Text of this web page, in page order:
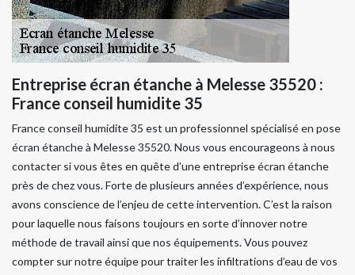
Entreprise écran étanche à Melesse 35520 :
France conseil humidite 35
France conseil humidite 35 est un professionnel spécialisé en pose
écran étanche à Melesse 35520. Nous vous encourageons à nous
contacter si vous êtes en quête d’une entreprise écran étanche
près de chez vous. Forte de plusieurs années d’expérience, nous
avons conscience de l’enjeu de cette intervention. C’est la raison
pour laquelle nous faisons toujours en sorte d’innover notre
méthode de travail ainsi que nos équipements. Vous pouvez
compter sur notre équipe pour traiter les infiltrations d’eau de vos